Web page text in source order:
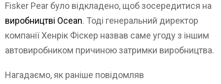
Fisker Pear було відкладено, щоб зосередитися на
виробництві Ocean. Тоді генеральний директор
компанії Хенрік Фіскер назвав саме угоду з іншим
автовиробником причиною затримки виробництва.
Нагадаємо, як раніше повідомляв